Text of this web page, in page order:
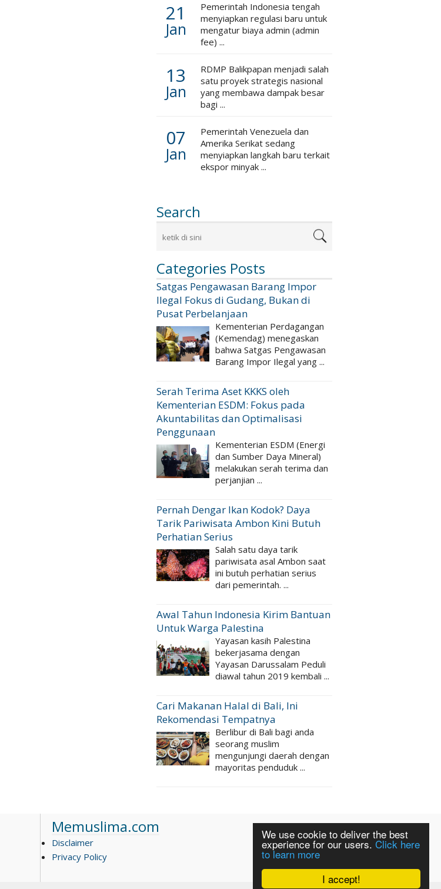
I accept!
We use cookie to deliver the best
experience for our users. Click here
to learn more
21
Jan
Pemerintah Indonesia tengah
menyiapkan regulasi baru untuk
mengatur biaya admin (admin
fee) ...
13
Jan
RDMP Balikpapan menjadi salah
satu proyek strategis nasional
yang membawa dampak besar
bagi ...
07
Jan
Pemerintah Venezuela dan
Amerika Serikat sedang
menyiapkan langkah baru terkait
ekspor minyak ...
Search
Categories Posts
Satgas Pengawasan Barang Impor
Ilegal Fokus di Gudang, Bukan di
Pusat Perbelanjaan
Kementerian Perdagangan
(Kemendag) menegaskan
bahwa Satgas Pengawasan
Barang Impor Ilegal yang ...
Serah Terima Aset KKKS oleh
Kementerian ESDM: Fokus pada
Akuntabilitas dan Optimalisasi
Penggunaan
Kementerian ESDM (Energi
dan Sumber Daya Mineral)
melakukan serah terima dan
perjanjian ...
Pernah Dengar Ikan Kodok? Daya
Tarik Pariwisata Ambon Kini Butuh
Perhatian Serius
Salah satu daya tarik
pariwisata asal Ambon saat
ini butuh perhatian serius
dari pemerintah. ...
Awal Tahun Indonesia Kirim Bantuan
Untuk Warga Palestina
Yayasan kasih Palestina
bekerjasama dengan
Yayasan Darussalam Peduli
diawal tahun 2019 kembali ...
Cari Makanan Halal di Bali, Ini
Rekomendasi Tempatnya
Berlibur di Bali bagi anda
seorang muslim
mengunjungi daerah dengan
mayoritas penduduk ...
Memuslima.com
Disclaimer
Privacy Policy